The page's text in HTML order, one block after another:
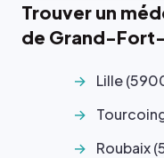
Trouver un
de Grand-
Lille
Roubaix